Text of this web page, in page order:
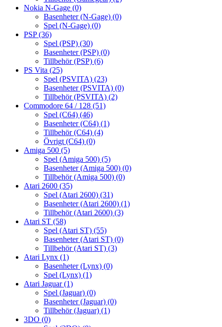
Nokia N-Gage (0)
Basenheter (N-Gage) (0)
Spel (N-Gage) (0)
PSP(36)
Spel (PSP) (30)
Basenheter (PSP) (0)
Tillbehör (PSP) (6)
PS Vita (25)
Spel (PSVITA) (23)
Basenheter (PSVITA) (0)
Tillbehör (PSVITA) (2)
Commodore 64 / 128 (51)
Spel (C64) (46)
Basenheter (C64) (1)
Tillbehör (C64) (4)
Övrigt (C64) (0)
Amiga 500 (5)
Spel (Amiga 500) (5)
Basenheter (Amiga 500) (0)
Tillbehör (Amiga 500) (0)
Atari 2600 (35)
Spel (Atari 2600) (31)
Basenheter (Atari 2600) (1)
Tillbehör (Atari 2600) (3)
Atari ST (58)
Spel (Atari ST) (55)
Basenheter (Atari ST) (0)
Tillbehör (Atari ST) (3)
Atari Lynx (1)
Basenheter (Lynx) (0)
Spel (Lynx) (1)
Atari Jaguar(1)
Spel (Jaguar) (0)
Basenheter (Jaguar) (0)
Tillbehör (Jaguar) (1)
3DO (0)